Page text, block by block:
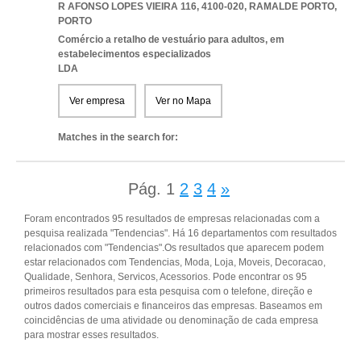
R AFONSO LOPES VIEIRA 116, 4100-020, RAMALDE PORTO,
PORTO
Comércio a retalho de vestuário para adultos, em
estabelecimentos especializados
LDA
Ver empresa Ver no Mapa
Matches in the search for:
Pág. 1 2 3 4 »
Foram encontrados 95 resultados de empresas relacionadas com a
pesquisa realizada "Tendencias". Há 16 departamentos com resultados
relacionados com "Tendencias".Os resultados que aparecem podem
estar relacionados com Tendencias, Moda, Loja, Moveis, Decoracao,
Qualidade, Senhora, Servicos, Acessorios. Pode encontrar os 95
primeiros resultados para esta pesquisa com o telefone, direção e
outros dados comerciais e financeiros das empresas. Baseamos em
coincidências de uma atividade ou denominação de cada empresa
para mostrar esses resultados.